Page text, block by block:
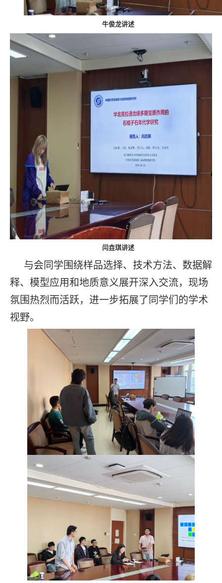
牛俊龙讲述
闫垚琪讲述
与会同学围绕样品选择、技术方法、数据解
释、模型应用和地质意义展开深入交流，现场
氛围热烈而活跃，进一步拓展了同学们的学术
视野。